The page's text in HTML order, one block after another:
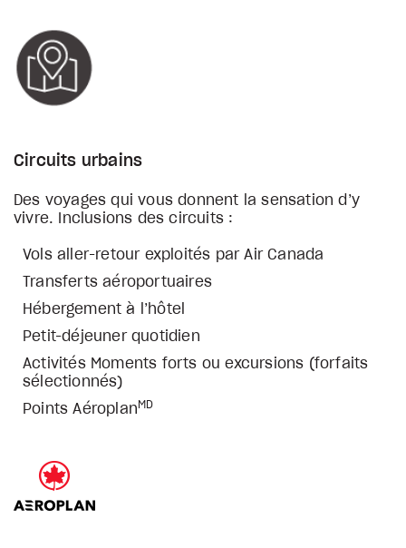
Circuits urbains
Des voyages qui vous donnent la sensation d’y
vivre. Inclusions des circuits :
Vols aller-retour exploités par Air Canada
Transferts aéroportuaires
Hébergement à l’hôtel
Petit-déjeuner quotidien
Activités Moments forts ou excursions (forfaits
sélectionnés)
Points Aéroplan MD